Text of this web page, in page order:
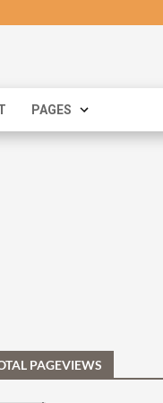
PAGES
PAGEVIEWS